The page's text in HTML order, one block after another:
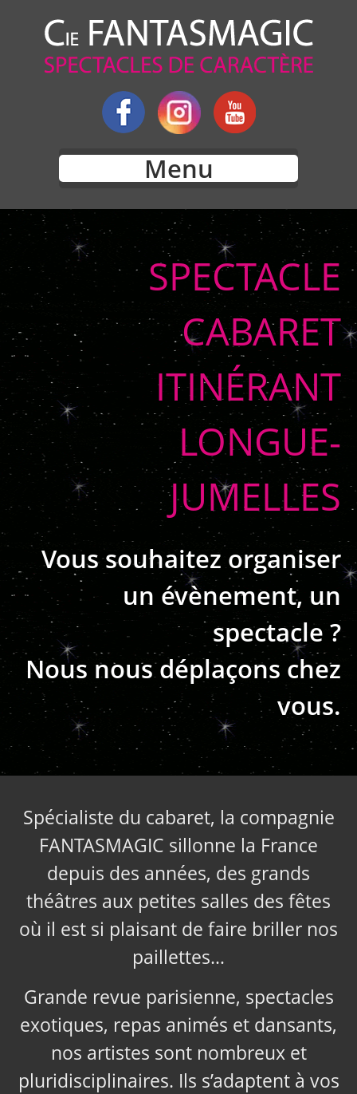
Menu
SPECTACLE
CABARET
ITINÉRANT
LONGUE-
JUMELLES
Vous souhaitez organiser
un évènement, un
spectacle ?
Nous nous déplaçons chez
vous.
Spécialiste du cabaret, la compagnie
FANTASMAGIC sillonne la France
depuis des années, des grands
théâtres aux petites salles des fêtes
où il est si plaisant de faire briller nos
paillettes…
Grande revue parisienne, spectacles
exotiques, repas animés et dansants,
nos artistes sont nombreux et
pluridisciplinaires. Ils s’adaptent à vos